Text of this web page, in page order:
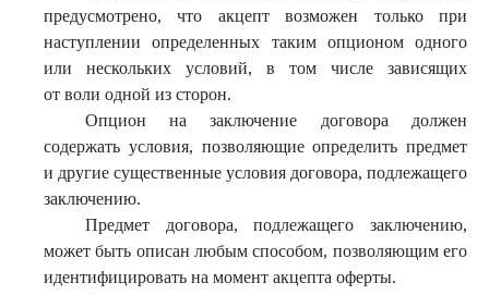
предусмотрено, что акцепт возможен только при
наступлении определенных таким опционом одного
или нескольких условий, в том числе зависящих
от воли одной из сторон.
Опцион на заключение договора должен
содержать условия, позволяющие определить предмет
и другие существенные условия договора, подлежащего
заключению.
Предмет договора, подлежащего заключению,
может быть описан любым способом, позволяющим его
идентифицировать на момент акцепта оферты.